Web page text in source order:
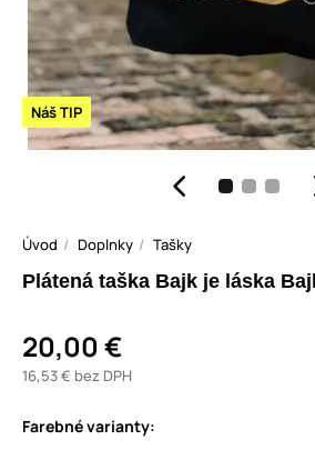
Náš TIP
Úvod Doplnky Tašky
Plátená taška Bajk je láska
20,00 €
16,53 € bez DPH
Farebné varianty: